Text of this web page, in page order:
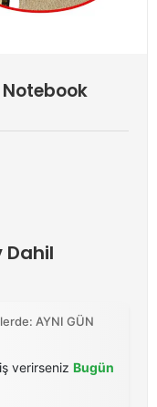
Notebook
Dahil
AYNI GÜN
verirseniz Bugün